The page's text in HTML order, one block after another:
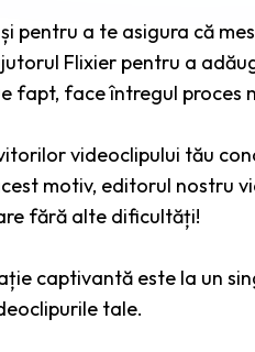
pentru a te asigura că
Flixier pentru a
fapt, face întregul proces
videoclipului tău
motiv, editorul nostru
fără alte dificultăți!
captivantă este la un
tale.